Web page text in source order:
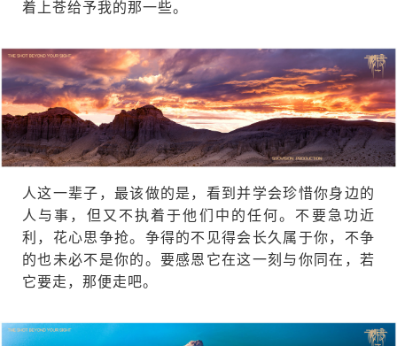
着上苍给予我的那一些。
人这一辈子，最该做的是，看到并学会珍惜你身边的
人与事，但又不执着于他们中的任何。不要急功近
利，花心思争抢。争得的不见得会长久属于你，不争
的也未必不是你的。要感恩它在这一刻与你同在，若
它要走，那便走吧。